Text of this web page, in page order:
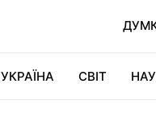
УКРАЇНА СВІТ